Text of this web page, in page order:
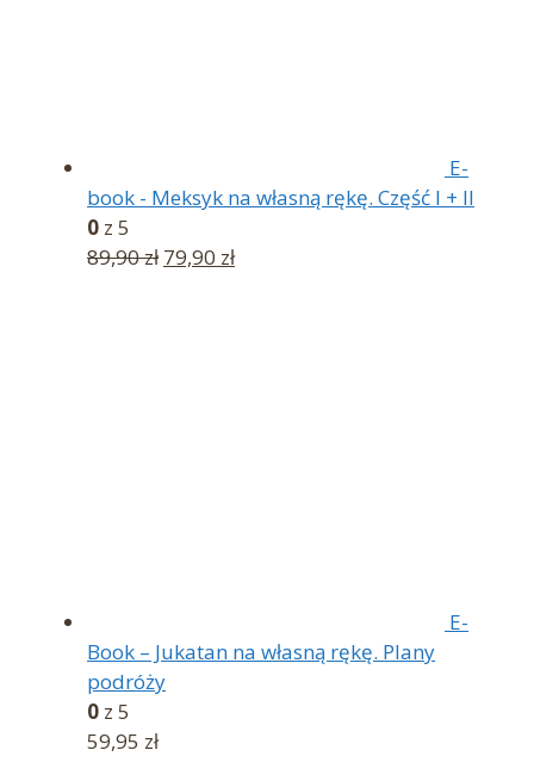
E-
book - Meksyk na własną rękę. Część I + II
0 z 5
89,90zł Pierwotna
79,90 złAktualna
E-
Book – Jukatan na własną rękę. Plany
podróży
0 z 5
59,95 zł